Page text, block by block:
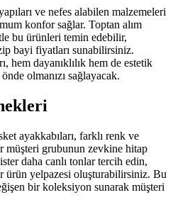
ve nefes alabilen malzemeleri
konfor sağlar. Toptan alım
bu ürünleri temin edebilir,
bayi fiyatları sunabilirsiniz.
hem dayanıklılık hem de estetik
olmanızı sağlayacak.
ayakkabıları, farklı renk ve
müşteri grubunun zevkine hitap
daha canlı tonlar tercih edin,
ürün yelpazesi oluşturabilirsiniz. Bu
bir koleksiyon sunarak müşteri